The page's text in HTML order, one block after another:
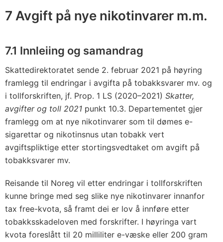
7 Avgift på nye nikotinvarer m.m.
7.1 Innleiing og samandrag
Skattedirektoratet sende 2. februar 2021 på høyring
framlegg til endringar i avgifta på tobakksvarer mv. og
i tollforskriften, jf. Prop. 1 LS (2020–2021) Skatter,
avgifter og toll 2021 punkt 10.3. Departementet gjer
framlegg om at nye nikotinvarer som til dømes e-
sigarettar og nikotinsnus utan tobakk vert
avgiftspliktige etter stortingsvedtaket om avgift på
tobakksvarer mv.
Reisande til Noreg vil etter endringar i tollforskriften
kunne bringe med seg slike nye nikotinvarer innanfor
tax free-kvota, så framt dei er lov å innføre etter
tobakksskadeloven med forskrifter. I høyringa vart
kvota foreslått til 20 milliliter e-væske eller 200 gram